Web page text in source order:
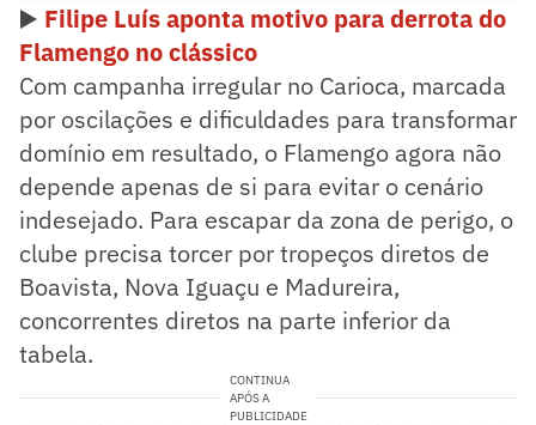
▶️ Filipe Luís aponta motivo para derrota do
Flamengo no clássico
Com campanha irregular no Carioca, marcada
por oscilações e dificuldades para transformar
domínio em resultado, o Flamengo agora não
depende apenas de si para evitar o cenário
indesejado. Para escapar da zona de perigo, o
clube precisa torcer por tropeços diretos de
Boavista, Nova Iguaçu e Madureira,
concorrentes diretos na parte inferior da
tabela.
CONTINUA
APÓS A
PUBLICIDADE